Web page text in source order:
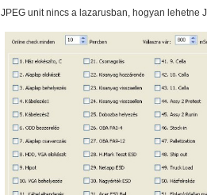
JPEG unit nincs a lazarusban, hogyan lehetne